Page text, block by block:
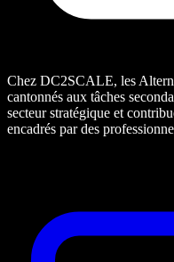
Chez DC2SCALE, les
cantonnés aux tâches
secteur stratégique et
encadrés par des